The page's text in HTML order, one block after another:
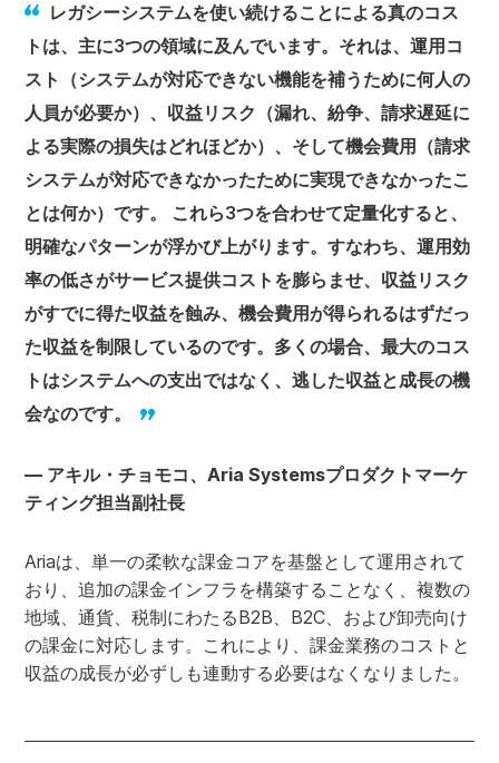
レガシーシステムを使い続けることによる真のコス
トは、主に3つの領域に及んでいます。それは、運用コ
スト（システムが対応できない機能を補うために何人の
人員が必要か）、収益リスク（漏れ、紛争、請求遅延に
よる実際の損失はどれほどか）、そして機会費用（請求
システムが対応できなかったために実現できなかったこ
とは何か）です。 これら3つを合わせて定量化すると、
明確なパターンが浮かび上がります。すなわち、運用効
率の低さがサービス提供コストを膨らませ、収益リスク
がすでに得た収益を蝕み、機会費用が得られるはずだっ
た収益を制限しているのです。多くの場合、最大のコス
トはシステムへの支出ではなく、逃した収益と成長の機
会なのです。
— アキル・チョモコ、Aria Systemsプロダクトマーケ
ティング担当副社長
Ariaは、単一の柔軟な課金コアを基盤として運用されて
おり、追加の課金インフラを構築することなく、複数の
地域、通貨、税制にわたるB2B、B2C、および卸売向け
の課金に対応します。これにより、課金業務のコストと
収益の成長が必ずしも連動する必要はなくなりました。